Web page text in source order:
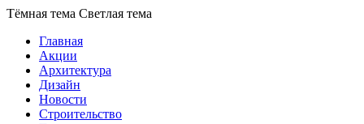
Тёмная тема Светлая тема
Главная
Акции
Архитектура
Дизайн
Новости
Строительство